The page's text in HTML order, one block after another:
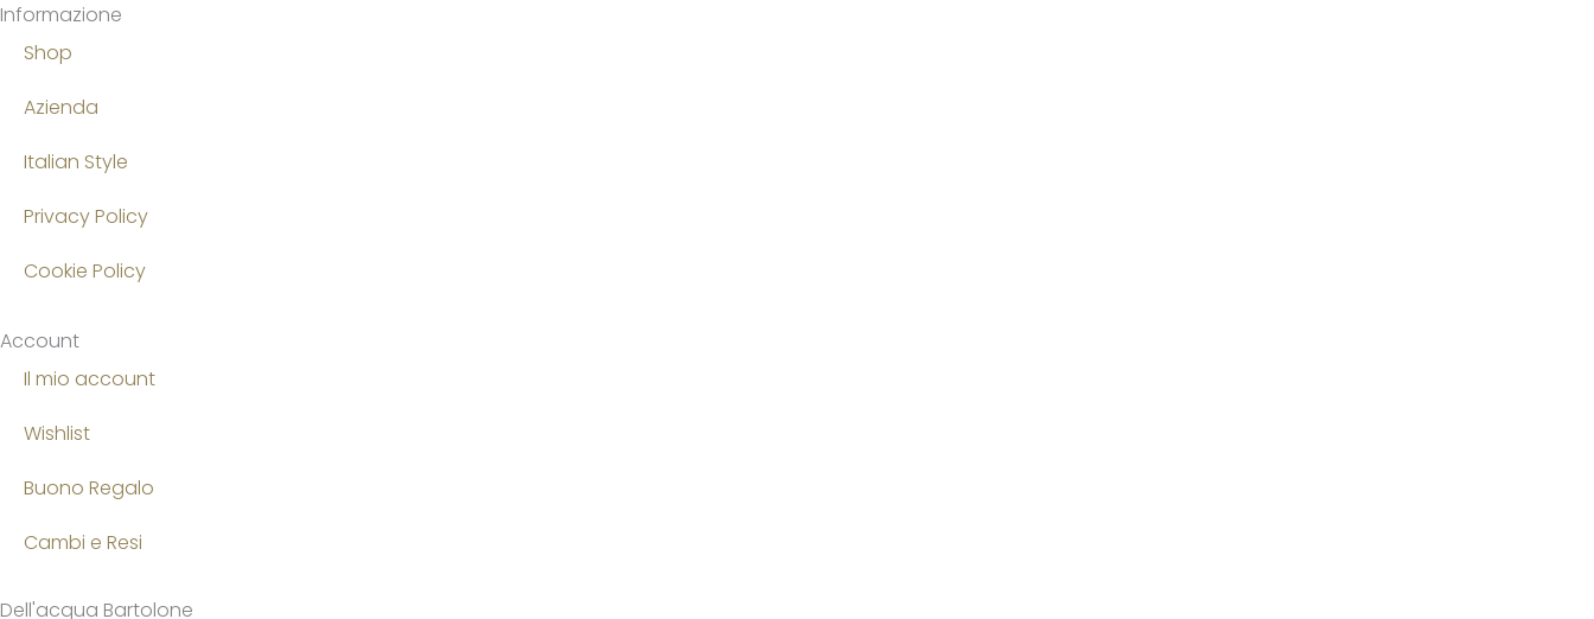
Informazione
Shop
Azienda
Italian Style
Privacy Policy
Cookie Policy
Account
Il mio account
Wishlist
Buono Regalo
Cambi e Resi
Dell'acqua Bartolone